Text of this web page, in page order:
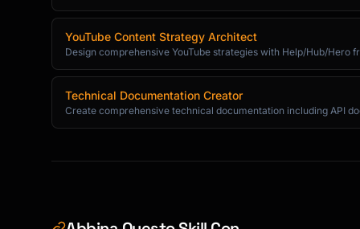
thought this might be relevant.
Open to a quick call this week?
[Your name]
```
```
YouTube Content Strategy Architect
Design comprehensive YouTube strategies with Help/Hub/Hero
Technical Documentation Creator
Create comprehensive technical documentation including API